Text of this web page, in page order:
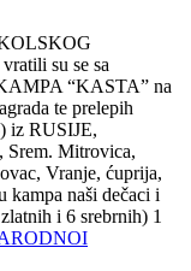
su se sa
“KASTA” na
te prelepih
iz RUSIJE,
Srem. Mitrovica,
Vranje, ćuprija,
kampa naši dečaci i
i 6 srebrnih) 1